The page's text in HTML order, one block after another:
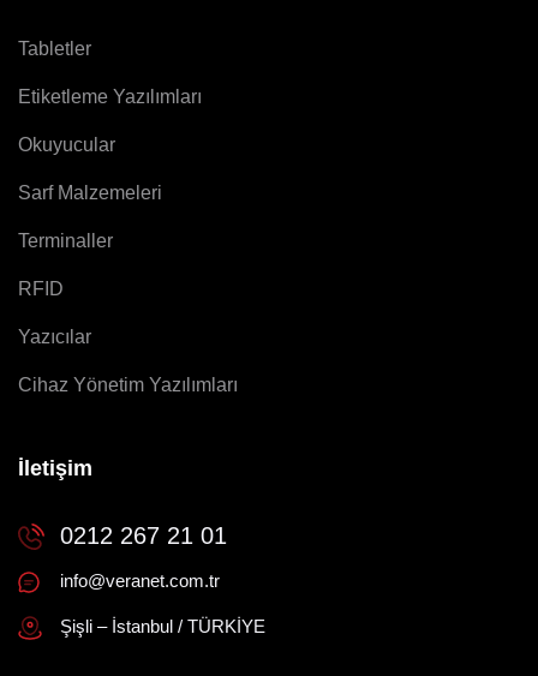
Tabletler
Etiketleme Yazılımları
Okuyucular
Sarf Malzemeleri
Terminaller
RFID
Yazıcılar
Cihaz Yönetim Yazılımları
İletişim
0212 267 21 01
info@veranet.com.tr
Şişli – İstanbul / TÜRKİYE